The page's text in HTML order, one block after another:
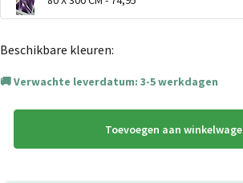
Beschikbare kleuren:
Verwachte leverdatum: 3-5 werkdagen
Toevoegen aan